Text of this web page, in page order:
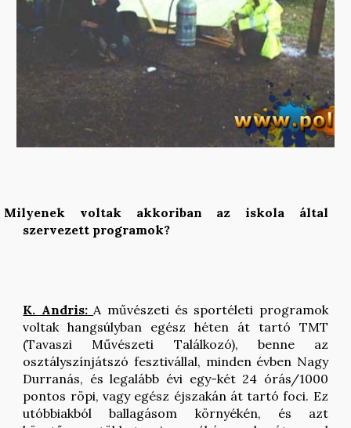
Milyenek voltak akkoriban az iskola által
szervezett programok?
K. Andris: A művészeti és sportéleti programok
voltak hangsúlyban egész héten át tartó TMT
(Tavaszi Művészeti Találkozó), benne az
osztályszínjátszó fesztivállal, minden évben Nagy
Durranás, és legalább évi egy-két 24 órás/1000
pontos röpi, vagy egész éjszakán át tartó foci. Ez
utóbbiakból ballagásom környékén, és azt